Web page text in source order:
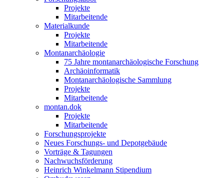
Projekte
Mitarbeitende
Materialkunde
Projekte
Mitarbeitende
Montanarchäologie
75 Jahre montanarchäologische Forschung
Archäoinformatik
Montanarchäologische Sammlung
Projekte
Mitarbeitende
montan.dok
Projekte
Mitarbeitende
Forschungsprojekte
Neues Forschungs- und Depotgebäude
Vorträge & Tagungen
Nachwuchsförderung
Heinrich Winkelmann Stipendium